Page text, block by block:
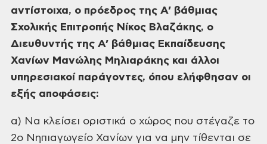
αντίστοιχα, ο πρόεδρος της Α’ βάθμιας
Σχολικής Επιτροπής Νίκος Βλαζάκης, ο
Διευθυντής της Α’ βάθμιας Εκπαίδευσης
Χανίων Μανώλης Μηλιαράκης και άλλοι
υπηρεσιακοίπαράγοντες, όπου ελήφθησαν οι
εξής αποφάσεις:
α) Να κλείσει οριστικά ο χώρος που στέγαζε το
2ο Νηπιαγωγείο Χανίων για να μην τίθενται σε